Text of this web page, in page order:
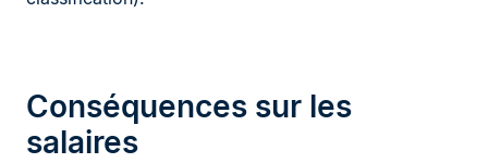
Conséquences sur les
salaires